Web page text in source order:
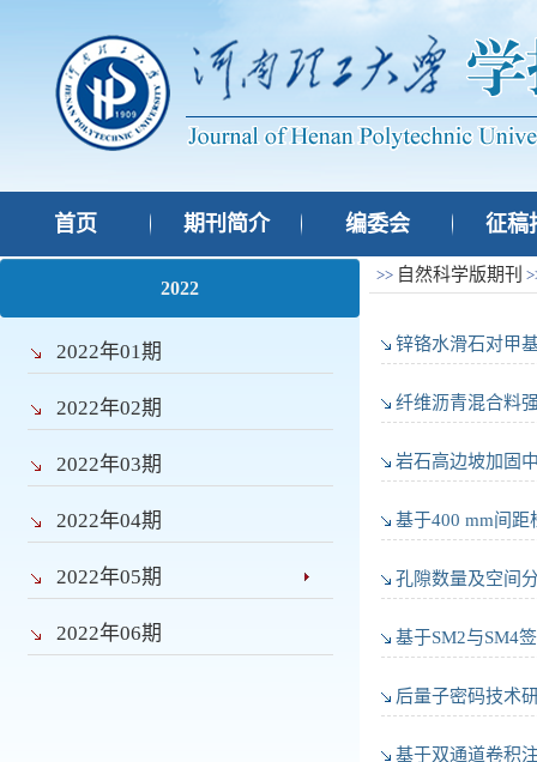
首页 期刊简介 编委会 征稿
2022
2022年01期
2022年02期
2022年03期
2022年04期
2022年05期
2022年06期
>> 自然科学版期刊
锌铬水滑石对甲
纤维沥青混合料
岩石高边坡加固
基于400 mm间
孔隙数量及空间
基于SM2与SM4
后量子密码技术
基于双通道卷积